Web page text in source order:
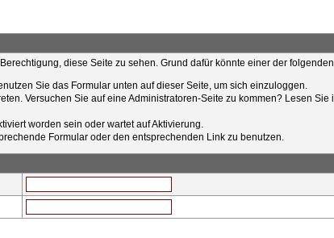
diese Seite zu sehen. Grund dafür könnte einer der
Sie das Formular unten auf dieser Seite, um sich einzuloggen.
Versuchen Sie auf eine Administratoren-Seite zu kommen? Lesen
worden sein oder wartet auf Aktivierung.
Formular oder den entsprechenden Link zu benutzen.